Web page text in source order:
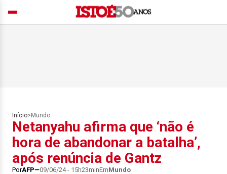
Início> Mundo
Netanyahu afirma que ‘não é
hora de abandonar a batalha’,
após renúncia de Gantz
PorAFP 09/06/24 - 15h23minEmMundo